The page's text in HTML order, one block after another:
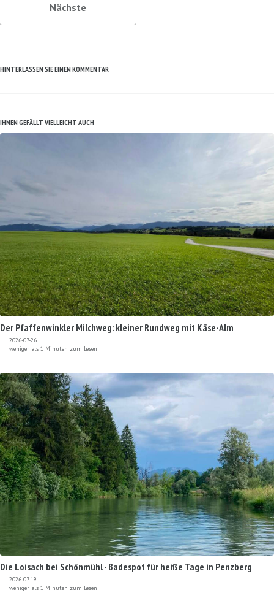
Nächste
HINTERLASSEN SIE EINEN KOMMENTAR
IHNEN GEFÄLLT VIELLEICHT AUCH
Der Pfaffenwinkler Milchweg: kleiner Rundweg mit Käse-Alm
2026-07-26
weniger als 1 Minuten zum Lesen
Die Loisach bei Schönmühl - Badespot für heiße Tage in Penzberg
2026-07-19
weniger als 1 Minuten zum Lesen